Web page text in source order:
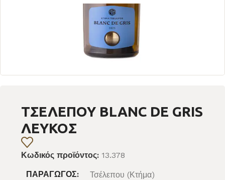
ΤΣΕΛΕΠΟΥ BLANC DE GRIS
ΛΕΥΚΟΣ
Κωδικός προϊόντος: 13.378
ΠΑΡΑΓΩΓΌΣ:
Τσέλεπου (Κτήμα)